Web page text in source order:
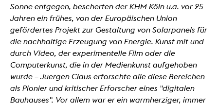
Sonne entgegen, bescherten der KHM Köln u.a. vor 25
Jahren ein frühes, von der Europäischen Union
gefördertes Projekt zur Gestaltung von Solarpanels für
die nachhaltige Erzeugung von Energie. Kunst mit und
durch Video, der experimentelle Film oder die
Computerkunst, die in der Medienkunst aufgehoben
wurde – Juergen Claus erforschte alle diese Bereichen
als Pionier und kritischer Erforscher eines "digitalen
Bauhauses". Vor allem war er ein warmherziger, immer